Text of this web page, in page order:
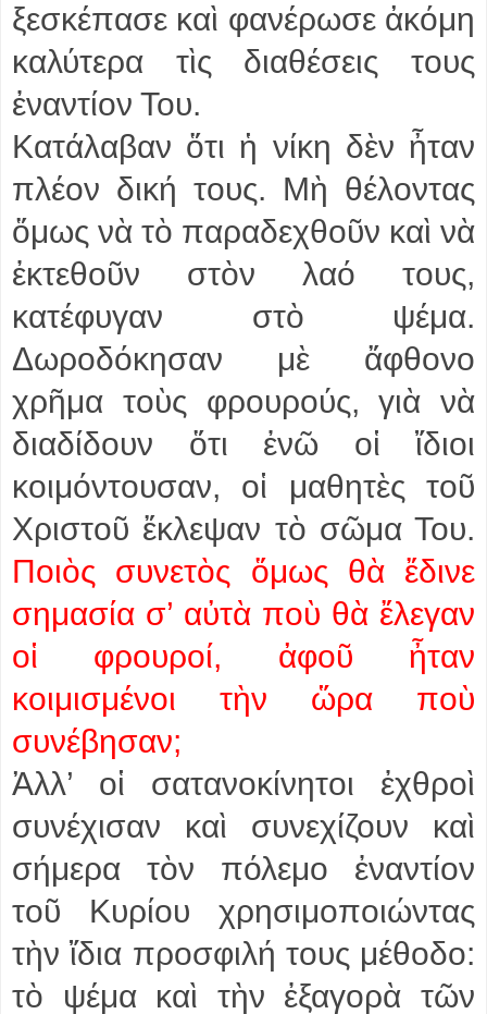
ξεσκέπασε καὶ φανέρωσε ἀκόμη
καλύτερα τὶς διαθέσεις τους
ἐναντίον Του.
Κατάλαβαν ὅτι ἡ νίκη δὲν ἦταν
πλέον δική τους. Μὴ θέλοντας
ὅμως νὰ τὸ παραδεχθοῦν καὶ νὰ
ἐκτεθοῦν στὸν λαό τους,
κατέφυγαν στὸ ψέμα.
Δωροδόκησαν μὲ ἄφθονο
χρῆμα τοὺς φρουρούς, γιὰ νὰ
διαδίδουν ὅτι ἐνῶ οἱ ἴδιοι
κοιμόντουσαν, οἱ μαθητὲς τοῦ
Χριστοῦ ἔκλεψαν τὸ σῶμα Του.
Ποιὸς συνετὸς ὅμως θὰ ἔδινε
σημασία σ’ αὐτὰ ποὺ θὰ ἔλεγαν
οἱ φρουροί, ἀφοῦ ἦταν
κοιμισμένοι τὴν ὥρα ποὺ
συνέβησαν;
Ἀλλ’ οἱ σατανοκίνητοι ἐχθροὶ
συνέχισαν καὶ συνεχίζουν καὶ
σήμερα τὸν πόλεμο ἐναντίον
τοῦ Κυρίου χρησιμοποιώντας
τὴν ἴδια προσφιλή τους μέθοδο:
τὸ ψέμα καὶ τὴν ἐξαγορὰ τῶν